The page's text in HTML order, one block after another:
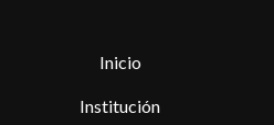
Inicio
Institución